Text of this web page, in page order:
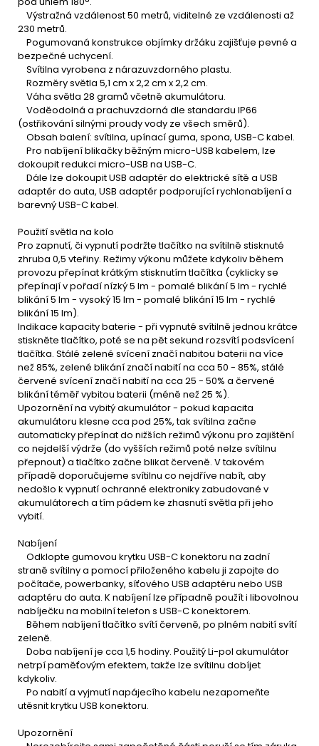
Výstražná vzdálenost 50 metrů, viditelné ze vzdálenosti až
230 metrů.
Pogumovaná konstrukce objímky držáku zajišťuje pevné a
bezpečné uchycení.
Svítilna vyrobena z nárazuvzdorného plastu.
Rozměry světla 5,1 cm x 2,2 cm x 2,2 cm.
Váha světla 28 gramů včetně akumulátoru.
Voděodolná a prachuvzdorná dle standardu IP66
(ostřikování silnými proudy vody ze všech směrů).
Obsah balení: svítilna, upínací guma, spona, USB-C kabel.
Pro nabíjení blikačky běžným micro-USB kabelem, lze
dokoupit redukci micro-USB na USB-C.
Dále lze dokoupit USB adaptér do elektrické sítě a USB
adaptér do auta, USB adaptér podporující rychlonabíjení a
barevný USB-C kabel.
Použití světla na kolo
Pro zapnutí, či vypnutí podržte tlačítko na svítilně stisknuté
zhruba 0,5 vteřiny. Režimy výkonu můžete kdykoliv během
provozu přepínat krátkým stisknutím tlačítka (cyklicky se
přepínají v pořadí nízký 5 lm - pomalé blikání 5 lm - rychlé
blikání 5 lm - vysoký 15 lm - pomalé blikání 15 lm - rychlé
blikání 15 lm).
Indikace kapacity baterie - při vypnuté svítilně jednou krátce
stiskněte tlačítko, poté se na pět sekund rozsvítí podsvícení
tlačítka. Stálé zelené svícení značí nabitou baterii na více
než 85%, zelené blikání značí nabití na cca 50 - 85%, stálé
červené svícení značí nabití na cca 25 - 50% a červené
blikání téměř vybitou baterii (méně než 25 %).
Upozornění na vybitý akumulátor - pokud kapacita
akumulátoru klesne cca pod 25%, tak svítilna začne
automaticky přepínat do nižších režimů výkonu pro zajištění
co nejdelší výdrže (do vyšších režimů poté nelze svítilnu
přepnout) a tlačítko začne blikat červeně. V takovém
případě doporučujeme svítilnu co nejdříve nabít, aby
nedošlo k vypnutí ochranné elektroniky zabudované v
akumulátorech a tím pádem ke zhasnutí světla při jeho
vybití.
Nabíjení
Odklopte gumovou krytku USB-C konektoru na zadní
straně svítilny a pomocí přiloženého kabelu ji zapojte do
počítače, powerbanky, síťového USB adaptéru nebo USB
adaptéru do auta. K nabíjení lze případně použít i libovolnou
nabíječku na mobilní telefon s USB-C konektorem.
Během nabíjení tlačítko svítí červeně, po plném nabití svítí
zeleně.
Doba nabíjení je cca 1,5 hodiny. Použitý Li-pol akumulátor
netrpí paměťovým efektem, takže lze svítilnu dobíjet
kdykoliv.
Po nabití a vyjmutí napájecího kabelu nezapomeňte
utěsnit krytku USB konektoru.
Upozornění